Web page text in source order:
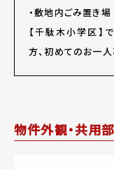
・敷地内ごみ置き場
【千駄木小学区】
方、初めてのお一
物件外観・共用